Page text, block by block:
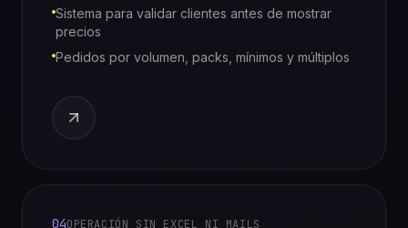
Sistema para validar clientes antes de mostrar
precios
Pedidos por volumen, packs, mínimos y múltiplos
04OPERACIÓN SIN EXCEL NI MAILS